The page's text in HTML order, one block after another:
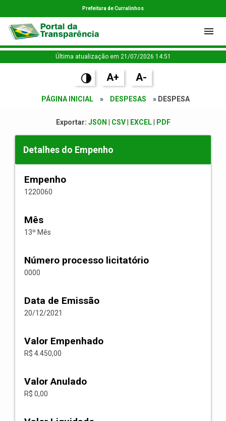
Prefeitura de Curralinhos
Última atualização em 21/07/2026 14:51
A+ A-
PÁGINA INICIAL » DESPESAS » DESPESA
Exportar: JSON CSV| EXCEL| PDF
Detalhes do Empenho
Empenho
1220060
Mês
13º Mês
Número processo licitatório
0000
Data de Emissão
20/12/2021
Valor Empenhado
R$ 4.450,00
Valor Anulado
R$ 0,00